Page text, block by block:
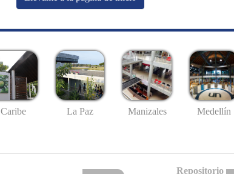
Caribe La Paz Manizales Medellín
Repositorio